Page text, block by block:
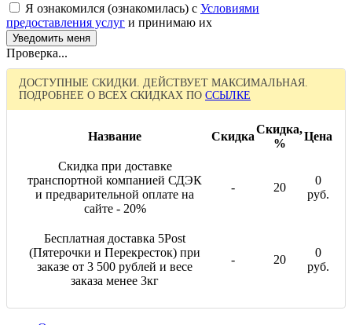
Я ознакомился (ознакомилась) с Условиями
предоставления услуг и принимаю их
Проверка...
ДОСТУПНЫЕ СКИДКИ. ДЕЙСТВУЕТ МАКСИМАЛЬНАЯ.
ПОДРОБНЕЕ О ВСЕХ СКИДКАХ ПО ССЫЛКЕ
Название Скидка
Скидка,
%
Цена
Скидка при доставке
транспортной компанией СДЭК
и предварительной оплате на
сайте - 20%
- 20
0
руб.
Бесплатная доставка 5Post
(Пятерочки и Перекресток) при
заказе от 3 500 рублей и весе
заказа менее 3кг
- 20
0
руб.